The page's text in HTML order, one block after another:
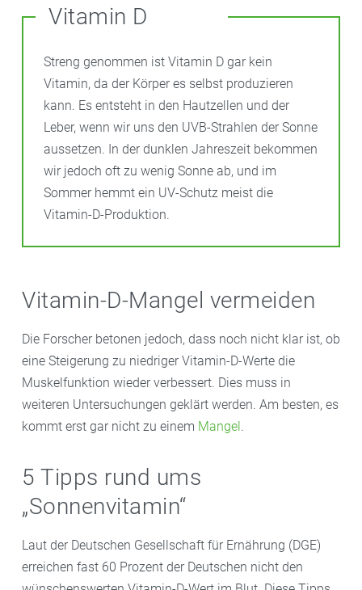
Vitamin D
Streng genommen ist Vitamin D gar kein
Vitamin, da der Körper es selbst produzieren
kann. Es entsteht in den Hautzellen und der
Leber, wenn wir uns den UVB-Strahlen der Sonne
aussetzen. In der dunklen Jahreszeit bekommen
wir jedoch oft zu wenig Sonne ab, und im
Sommer hemmt ein UV-Schutz meist die
Vitamin-D-Produktion.
Vitamin-D-Mangel vermeiden
Die Forscher betonen jedoch, dass noch nicht klar ist, ob
eine Steigerung zu niedriger Vitamin-D-Werte die
Muskelfunktion wieder verbessert. Dies muss in
weiteren Untersuchungen geklärt werden. Am besten, es
kommt erst gar nicht zu einem Mangel.
5 Tipps rund ums
„Sonnenvitamin“
Laut der Deutschen Gesellschaft für Ernährung (DGE)
erreichen fast 60 Prozent der Deutschen nicht den